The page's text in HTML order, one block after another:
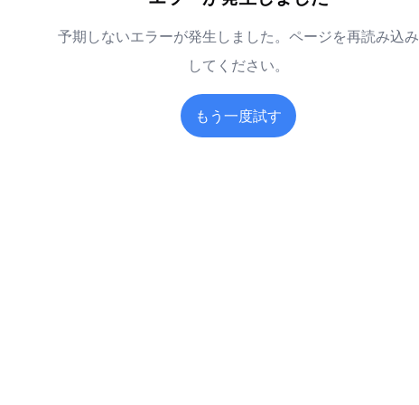
予期しないエラーが発生しました。ページを再読み込み
してください。
もう一度試す